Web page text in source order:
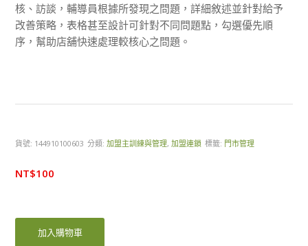
核、訪談，輔導員根據所發現之問題，詳細敘述並針對給予
改善策略，表格甚至設計可針對不同問題點，勾選優先順
序，幫助店舖快速處理較核心之問題。
貨號: 144910100603 分類:加盟主訓練與管理,加盟連鎖 標籤: 門市管理
NT$100
加入購物車